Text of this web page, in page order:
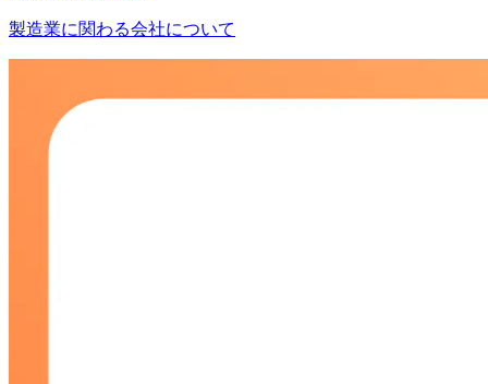
製造業に関わる会社について